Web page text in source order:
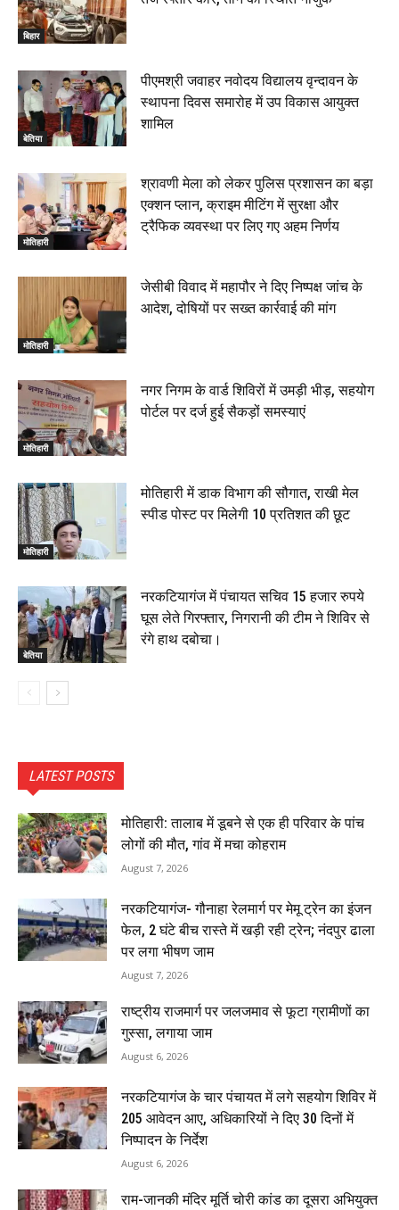
बिहार
बेतिया
पीएमश्री जवाहर नवोदय विद्यालय वृन्दावन के
स्थापना दिवस समारोह में उप विकास आयुक्त
शामिल
मोतिहारी
श्रावणी मेला को लेकर पुलिस प्रशासन का बड़ा
एक्शन प्लान, क्राइम मीटिंग में सुरक्षा और
ट्रैफिक व्यवस्था पर लिए गए अहम निर्णय
मोतिहारी
जेसीबी विवाद में महापौर ने दिए निष्पक्ष जांच के
आदेश, दोषियों पर सख्त कार्रवाई की मांग
मोतिहारी
नगर निगम के वार्ड शिविरों में उमड़ी भीड़, सहयोग
पोर्टल पर दर्ज हुई सैकड़ों समस्याएं
मोतिहारी
मोतिहारी में डाक विभाग की सौगात, राखी मेल
स्पीड पोस्ट पर मिलेगी 10 प्रतिशत की छूट
बेतिया
नरकटियागंज में पंचायत सचिव 15 हजार रुपये
घूस लेते गिरफ्तार, निगरानी की टीम ने शिविर से
रंगे हाथ दबोचा।
LATEST POSTS
मोतिहारी: तालाब में डूबने से एक ही परिवार के पांच
लोगों की मौत, गांव में मचा कोहराम
August 7, 2026
नरकटियागंज- गौनाहा रेलमार्ग पर मेमू ट्रेन का इंजन
फेल, 2 घंटे बीच रास्ते में खड़ी रही ट्रेन; नंदपुर ढाला
पर लगा भीषण जाम
August 7, 2026
राष्ट्रीय राजमार्ग पर जलजमाव से फूटा ग्रामीणों का
गुस्सा, लगाया जाम
August 6, 2026
नरकटियागंज के चार पंचायत में लगे सहयोग शिविर में
205 आवेदन आए, अधिकारियों ने दिए 30 दिनों में
निष्पादन के निर्देश
August 6, 2026
राम-जानकी मंदिर मूर्ति चोरी कांड का दूसरा अभियुक्त